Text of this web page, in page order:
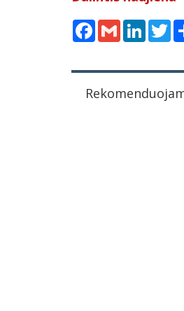
FacebookGmail LinkedIn